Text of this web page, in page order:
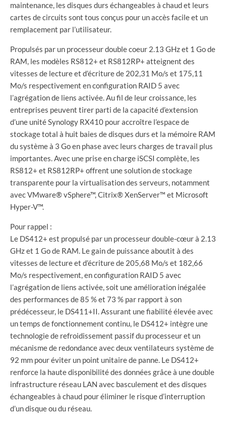
maintenance, les disques durs échangeables à chaud et leurs
cartes de circuits sont tous conçus pour un accès facile et un
remplacement par l’utilisateur.
Propulsés par un processeur double coeur 2.13 GHz et 1 Go de
RAM, les modèles RS812+ et RS812RP+ atteignent des
vitesses de lecture et d’écriture de 202,31 Mo/s et 175,11
Mo/s respectivement en configuration RAID 5 avec
l’agrégation de liens activée. Au fil de leur croissance, les
entreprises peuvent tirer parti de la capacité d’extension
d’une unité Synology RX410 pour accroître l’espace de
stockage total à huit baies de disques durs et la mémoire RAM
du système à 3 Go en phase avec leurs charges de travail plus
importantes. Avec une prise en charge iSCSI complète, les
RS812+ et RS812RP+ offrent une solution de stockage
transparente pour la virtualisation des serveurs, notamment
avec VMware® vSphere™, Citrix® XenServer™ et Microsoft
Hyper-V™.
Pour rappel :
Le DS412+ est propulsé par un processeur double-cœur à 2.13
GHz et 1 Go de RAM. Le gain de puissance aboutit à des
vitesses de lecture et d’écriture de 205,68 Mo/s et 182,66
Mo/s respectivement, en configuration RAID 5 avec
l’agrégation de liens activée, soit une amélioration inégalée
des performances de 85 % et 73 % par rapport à son
prédécesseur, le DS411+II. Assurant une fiabilité élevée avec
un temps de fonctionnement continu, le DS412+ intègre une
technologie de refroidissement passif du processeur et un
mécanisme de redondance avec deux ventilateurs système de
92 mm pour éviter un point unitaire de panne. Le DS412+
renforce la haute disponibilité des données grâce à une double
infrastructure réseau LAN avec basculement et des disques
échangeables à chaud pour éliminer le risque d’interruption
d’un disque ou du réseau.